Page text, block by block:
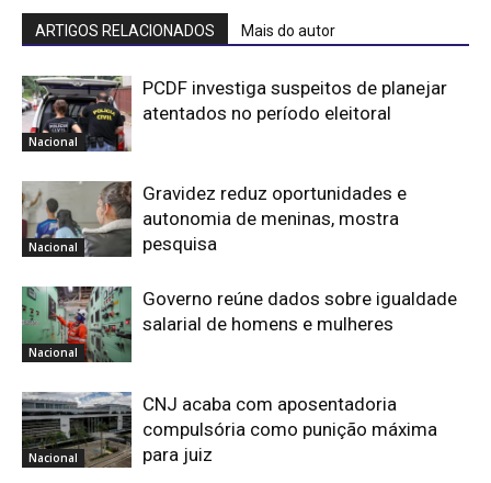
ARTIGOS RELACIONADOS Mais do autor
Nacional
PCDF investiga suspeitos de planejar
atentados no período eleitoral
Nacional
Gravidez reduz oportunidades e
autonomia de meninas, mostra
pesquisa
Nacional
Governo reúne dados sobre igualdade
salarial de homens e mulheres
Nacional
CNJ acaba com aposentadoria
compulsória como punição máxima
para juiz